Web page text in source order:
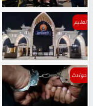
تعليم
حوادث